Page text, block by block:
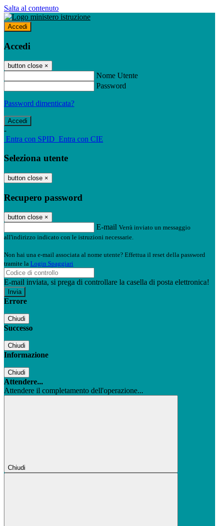
Salta al contenuto
Accedi
Accedi
button close ×
Nome Utente
Password
Password dimenticata?
-
Entra con SPID Entra con CIE
Seleziona utente
button close ×
Recupero password
button close ×
E-mail Verrà inviato un messaggio
all'indirizzo indicato con le istruzioni necessarie.
Non hai una e-mail associata al nome utente? Effettua il reset della password
tramite la Login Spaggiari
E-mail inviata, si prega di controllare la casella di posta elettronica!
Errore
Chiudi
Successo
Chiudi
Informazione
Chiudi
Attendere...
Attendere il completamento dell'operazione...
Chiudi